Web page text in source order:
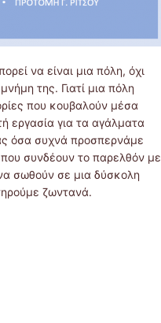
να είναι μια πόλη, όχι
της. Γιατί μια πόλη
που κουβαλούν μέσα
εργασία για τα αγάλματα
όσα συχνά προσπερνάμε
συνδέουν το παρελθόν με
σωθούν σε μια δύσκολη
ζωντανά.